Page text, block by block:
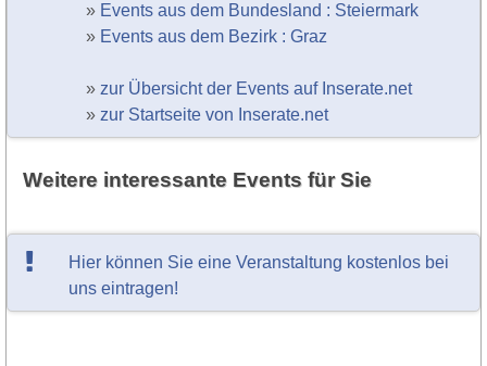
» Events aus dem Bundesland : Steiermark
» Events aus dem Bezirk : Graz
» zur Übersicht der Events auf Inserate.net
» zur Startseite von Inserate.net
Weitere interessante Events für Sie
Hier können Sie eine Veranstaltung kostenlos bei
uns eintragen!